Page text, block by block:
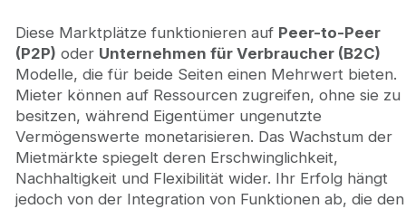
Diese Marktplätze funktionieren auf Peer-to-Peer
(P2P) oder Unternehmen für Verbraucher (B2C)
Modelle, die für beide Seiten einen Mehrwert bieten.
Mieter können auf Ressourcen zugreifen, ohne sie zu
besitzen, während Eigentümer ungenutzte
Vermögenswerte monetarisieren. Das Wachstum der
Mietmärkte spiegelt deren Erschwinglichkeit,
Nachhaltigkeit und Flexibilität wider. Ihr Erfolg hängt
jedoch von der Integration von Funktionen ab, die den